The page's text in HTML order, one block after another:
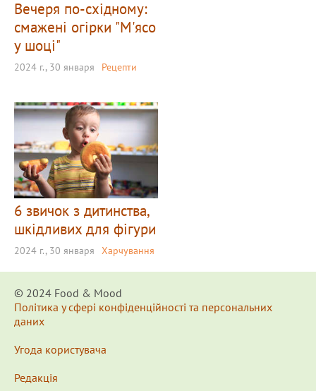
Вечеря по-східному:
смажені огірки "М'ясо
у шоці"
2024 г., 30 января Рецепти
6 звичок з дитинства,
шкідливих для фігури
2024 г., 30 января Харчування
© 2024 Food & Мood
Політика у сфері конфіденційності та персональних
даних
Угода користувача
Редакція